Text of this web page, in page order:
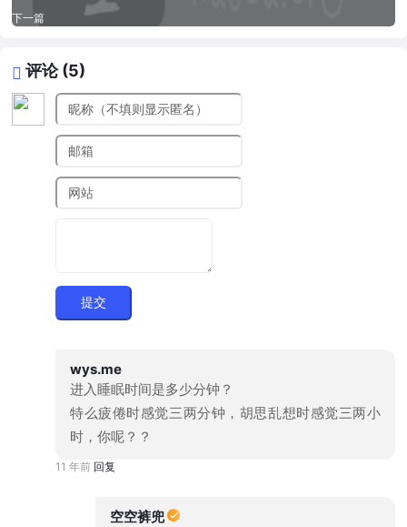
下一篇
评论 (5)
提交
wys.me
进入睡眠时间是多少分钟？
特么疲倦时感觉三两分钟，胡思乱想时感觉三两小
时，你呢？？
11 年前 回复
空空裤兜